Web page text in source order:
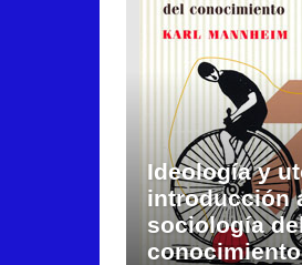
Ideología y
introducción
sociología
conocimiento